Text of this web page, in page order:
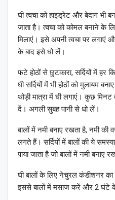
घी त्वचा को हाइड्रेट और बेदाग भी
जाता है। त्वचा को कोमल बनाने
मिलाएं। इसे अपनी त्वचा पर लगाएं
के बाद इसे धो लें।
फटे होठों से छुटकारा, सर्दियों में हर
घी सर्दियों में भी होठों को मुलायम
थोड़ी मात्रा में घी लगाएं। कुछ
दें। अगली सुबह पानी से धो लें।
बालों में नमी बनाए रखता है, नमी
लगते हैं। सर्दियों में बालों की ये
पाया जाता है जो बालों में नमी बनाए
घी बालों के लिए नेचुरल कंडीशनर
इससे बालों में मसाज करें और 2 घंटे